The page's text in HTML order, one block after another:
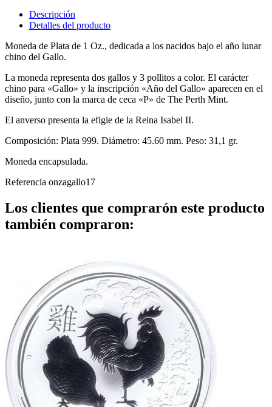
Descripción
Detalles del producto
Moneda de Plata de 1 Oz., dedicada a los nacidos bajo el año lunar
chino del Gallo.
La moneda representa dos gallos y 3 pollitos a color. El carácter
chino para «Gallo» y la inscripción «Año del Gallo» aparecen en el
diseño, junto con la marca de ceca «P» de The Perth Mint.
El anverso presenta la efigie de la Reina Isabel II.
Composición: Plata 999. Diámetro: 45.60 mm. Peso: 31,1 gr.
Moneda encapsulada.
Referencia onzagallo17
Los clientes que comprarón este producto
también compraron: